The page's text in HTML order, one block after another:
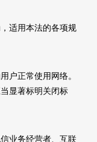
适用本法的各项规
正常使用网络。
显著标明关闭标
务经营者、互联